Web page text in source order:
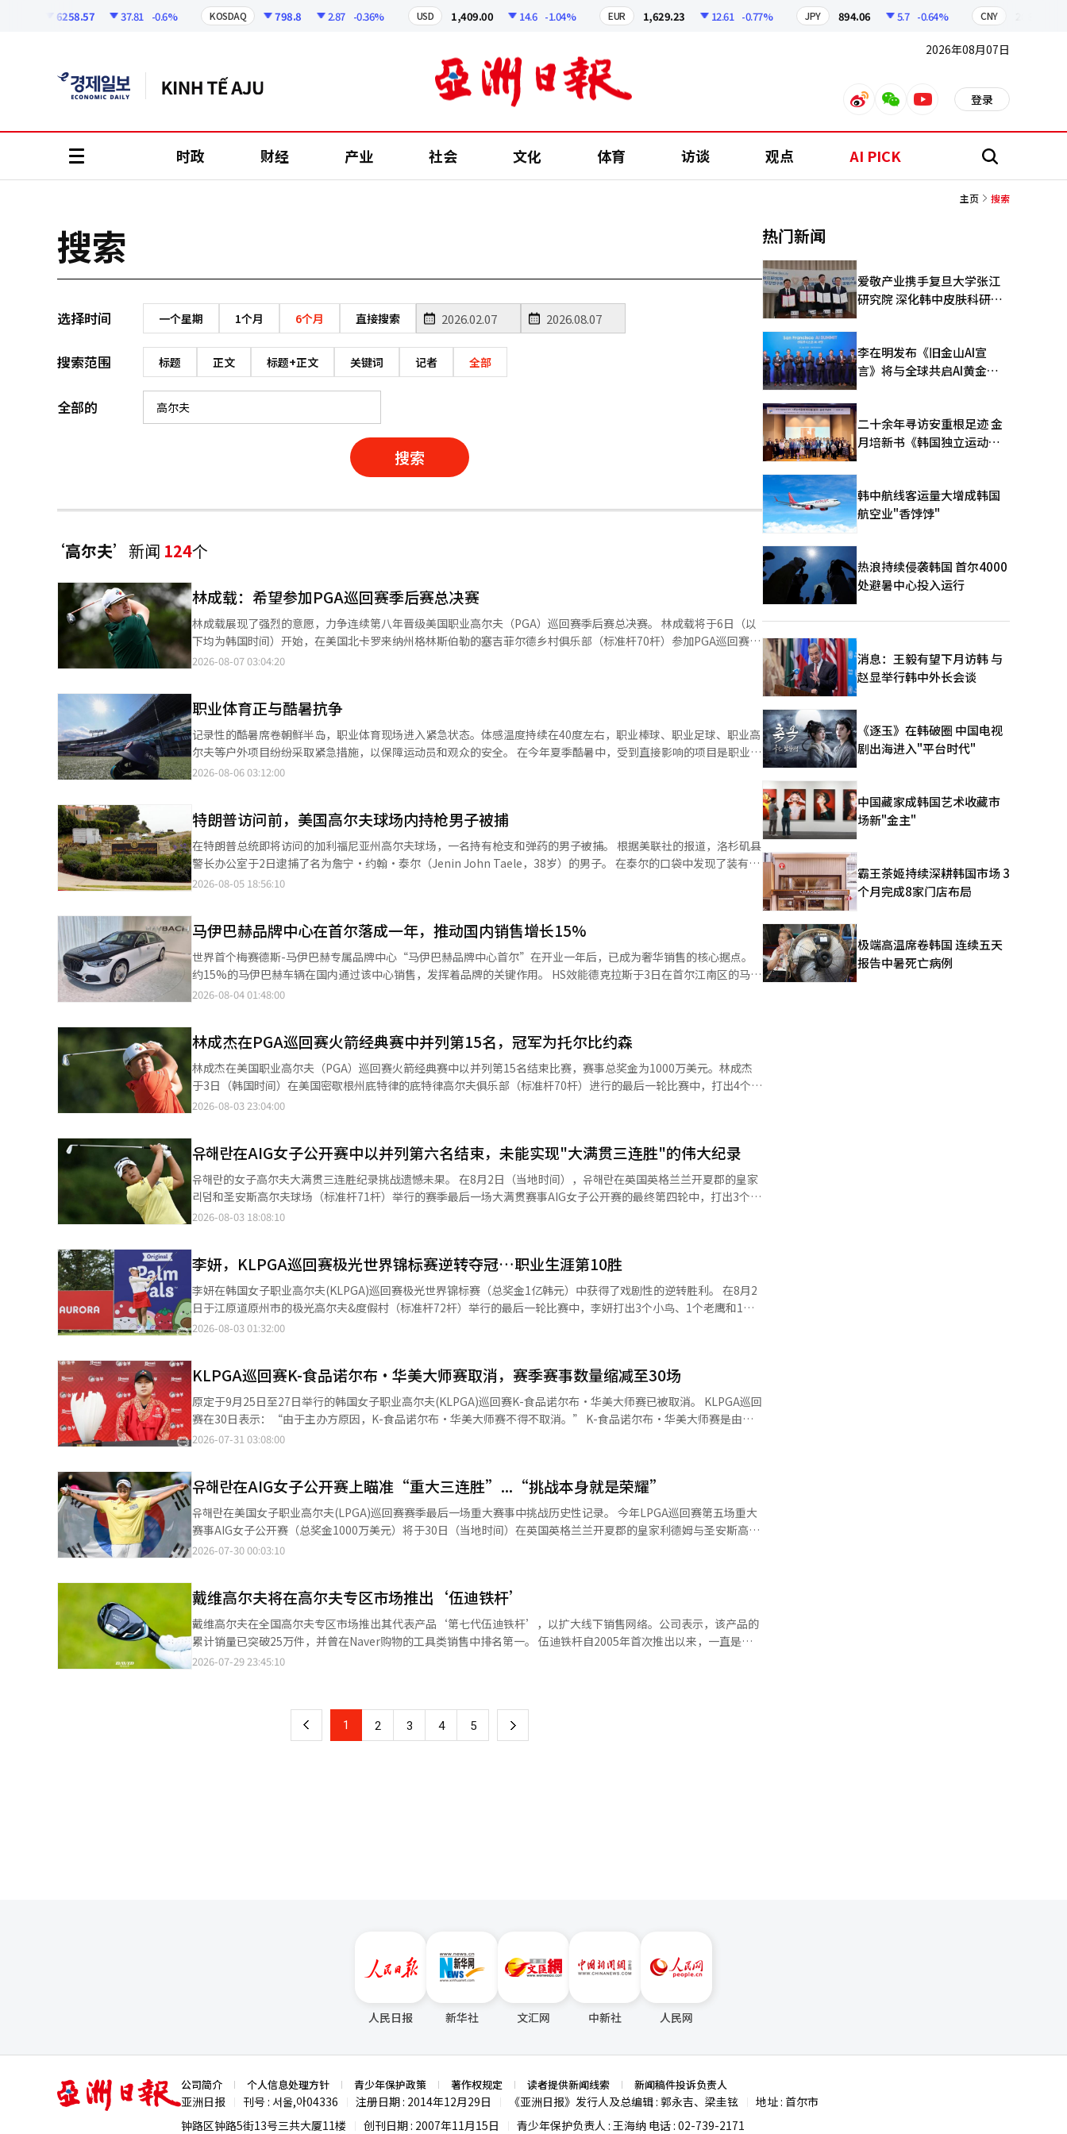
6258.57 37.81 -0.6% KOSDAQ 798.8 2.87 -0.36% USD 1,409.00 14.6 -1.04% EUR 1,629.23 12.61 -0.77% JPY 894.06 5.7 -0.64% CNY
2026年08月07日
weiboweixinyoutube 登录
时政 财经 产业 社会 文化 体育 访谈 观点 AI PICK 搜
主页 搜索
搜索
选择时间 一个星期 1个月 6个月 直接搜索
搜索范围 标题 正文 标题+正文 关键词 记者 全部
全部的
搜索
‘高尔夫’ 新闻 124个
林成载：希望参加PGA巡回赛季后赛总决赛
林成载展现了强烈的意愿，力争连续第八年晋级美国职业高尔夫（PGA）巡回赛季后赛总决赛。 林成载将于6日（以
下均为韩国时间）开始，在美国北卡罗来纳州格林斯伯勒的塞吉菲尔德乡村俱乐部（标准杆70杆）参加PGA巡回赛温
顿锦标赛（总奖金850万美元）。本次比赛是今年PGA巡回赛常规赛的最后一场。 自2019年在PGA巡回赛首秀以来，
轮季后赛费德克斯圣朱德锦标赛的资格已经相对稳妥，但要晋级第二轮的BMW锦标赛（前50名）和最终的巡回赛总
决赛（前30名），他必须在本次比赛中提升排名。 在比赛开幕前的4日，林成载通过视频采访与国内媒体见面，他表
示：“今年因为受伤，赛季开始得稍晚，导致我无法像其他选手那样快速积累积分，这让我感到遗憾。”他同时表
示：“不过在温顿锦标赛上，我有很多美好的回忆和良好的成绩，因此希望在本周尽量集中精力，展现出好的表
现。” 实际上，林成载在2021-2022赛季的该赛事中获得亚军，而在2019-2020赛季则并列第9，展现了强大的实
题。”他补充道：“在表现不佳的周次，原本可以保帕的情况下却未能成功，导致出现了不必要的柏忌。今后我会尽
量减少柏忌，专注于保持好成绩。” 最近在美国赛场上表现出色的金周亨和柳惠兰等人的表现也给林成载带来了积极
的激励。金周亨在上个月13日结束了33个月的沉寂，获得了苏格兰公开赛的冠军，而柳惠兰则在本赛季实现了两连
胜。 林成载对金周亨表示：“在比赛不顺时重新崛起并不容易，他能够坚持并克服困难，真的很了不起。” 对于曾
在同一学院训练的柳惠兰，他表示：“从小就看到她，现在看到她的表现感觉非常新鲜。如果有机会，我想亲自见面
亚洲，参加10月8日在日本横滨举行的PGA巡回赛贝克兰特经典赛和15日开幕的SJM澳门公开赛。不过，对于秋季韩
国比赛的参赛计划，他表示：“目前还不方便正式透露。” 在完成所有比赛后，他将专注于履行兵役义务。林成载是
2023年杭州亚运会高尔夫团体赛金牌得主，他表示：“赛季结束后，我将集中精力完成亚运会金牌所需的替代服役的
志愿服务时间。目前大约还有200小时的时间需要完成。”※ 本报道经人工智能（AI）系统翻译与编辑。
2026-08-07 03:04:20
职业体育正与酷暑抗争
记录性的酷暑席卷朝鲜半岛，职业体育现场进入紧急状态。体感温度持续在40度左右，职业棒球、职业足球、职业高
尔夫等户外项目纷纷采取紧急措施，以保障运动员和观众的安全。 在今年夏季酷暑中，受到直接影响的项目是职业棒
球KBO联赛。韩国棒球委员会（KBO）于5日上午召开紧急工作会议，决定取消原定于5日和6日举行的KBO联赛及未
报告。甚至在第八局结束时，一名20多岁的男性观众失去意识倒地，现场安全人员使用心肺复苏（CPR）和自动体外
除颤器（AED）后才使其恢复意识，并送往医院。 此次全面停赛措施使得本赛季因酷暑取消的KBO联赛比赛增至15
场。KBO计划于6日召开包括10家俱乐部经理和职业棒球运动员协会相关人员的紧急执行委员会，重新制定与酷暑相
关的综合安全对策。 职业足球K联赛目前尚未因酷暑取消比赛，但为了预防运动员中暑，已采取多项措施。 韩国职业
足球联盟于5日表示：“K联赛1（一级）第22轮所有比赛（5场）和K联赛2（2级）第21轮所有比赛（8场）的开始时
根据酷暑应对规定，从5月第四周到9月第二周，所有比赛均安排在晚上7点后进行。 联盟还在6月至8月的夏季比赛
中，若气温超过32度，将在上下半场各进行一次90秒至3分钟的“降温休息”。同时，为降低场地温度，计划进行四
次洒水作业。 联盟在全面评估现场情况后，将在恶劣天气导致比赛中止和时间延迟的情况下，适用酷暑规定，确保安
全管理。此外，在夏季所有比赛中，联盟还通过电子显示屏播放与酷暑相关的安全宣传视频，以保护观众。 需要在户
外场地长时间待机的职业高尔夫也在酷暑期间采取了休息措施，并加强了现场安全手册。韩国女子职业高尔夫
备，建立避暑区。针对酷暑等灾害发生时，比赛委员会和组织委员会可协商决定取消比赛的规定也已制定。 男女职业
高尔夫巡回赛也在最炎热潮湿的夏季进行调整，安排休整时间。KLPGA巡回赛在7月中旬结束上半场赛程后，进行了
超过两周的休息。随后于上个月30日开始下半场赛程。韩国职业高尔夫(KPGA)巡回赛同样在6月底结束上半场赛程
后，经过约一个半月的长夏休息，于8月20日重新开始赛季，以保护运动员免受酷暑影响。
2026-08-06 03:12:00
特朗普访问前，美国高尔夫球场内持枪男子被捕
在特朗普总统即将访问的加利福尼亚州高尔夫球场，一名持有枪支和弹药的男子被捕。 根据美联社的报道，洛杉矶县
警长办公室于2日逮捕了名为詹宁·约翰·泰尔（Jenin John Taele，38岁）的男子。 在泰尔的口袋中发现了装有16
发子弹的弹匣，而他的车辆中则发现了一把上膛的手枪。调查显示，他在被捕前曾在高尔夫球场周围拍摄照片和视
指控在车辆中藏有枪支。他在3日的庭审中否认所有指控。法庭禁止泰尔接近该高尔夫球场及持有武器，并设定了25
万美元（约合3500万元人民币）的保释金。 警长办公室表示，目前尚未确认针对社区的具体威胁。特朗普总统当天
下午将在该高尔夫球场按计划举行共和党全国委员会（RNC）筹款活动。他将进行为期两天的加利福尼亚州和内华达
州访问。 此外，特朗普总统在2024年7月于宾夕法尼亚州巴特勒进行竞选活动时曾遭遇多次暗杀未遂，其中一次被枪
手射中右耳。今年2月，特朗普总统的私人住所马阿拉戈也发生了一名持枪20岁男子非法闯入并被特勤局击毙的事
2026-08-05 18:56:10
马伊巴赫品牌中心在首尔落成一年，推动国内销售增长15%
世界首个梅赛德斯-马伊巴赫专属品牌中心“马伊巴赫品牌中心首尔”在开业一年后，已成为奢华销售的核心据点。
约15%的马伊巴赫车辆在国内通过该中心销售，发挥着品牌的关键作用。 HS效能德克拉斯于3日在首尔江南区的马伊
巴赫品牌中心首尔举行了开业一周年的媒体活动。 马伊巴赫品牌中心首尔于去年7月开业，是全球首个也是目前唯一
过去一年中，成绩显著。国内首次推出的梅赛德斯-马伊巴赫银色衬里版共售出12辆，已全部售罄。品牌中心展示的
特别版车型累计销售达36辆。约15%的马伊巴赫车辆在国内通过该中心交付。梅赛德斯-奔驰正在考虑在中国、英国
等主要市场扩展马伊巴赫专属品牌据点，以韩国为起点。 梅赛德斯-奔驰韩国产品与销售总监金恩中表示：“马伊巴
赫的成功源于创始人的哲学。虽然无法让梅赛德斯-奔驰变得更好，但可以让它变得更加特别，这就是马伊巴赫的价
值。” 品牌中心不仅限于车辆销售，还提供从购车到交车、维修、客户管理的一体化车主服务，成为其差异化的亮
配置的“马努法克图尔墙”。客户可以直接选择外观颜色和材料，享受定制服务。地下服务中心配备了专门的梅赛德
斯-马伊巴赫和梅赛德斯-奔驰 S级的专业技术人员，提供高端维修服务。 马伊巴赫品牌中心首尔的中心主任朴洪圭表
示：“以‘世界首创’的名号开始的这一年，是寻找客户所需奢华体验的过程。我们专注于将车辆咨询、交付和维修
服务连接成一个完整的体验。” 马伊巴赫品牌中心首尔还运营着客户专属的私人会员“马斯特里亚俱乐部”。在过去
一年中，中心为购车客户提供了包括艺术展览私人预览、高尔夫、精致餐饮、珠宝、酒店、美容与健康等多样化的项
92.9%表示愿意再次参加未来的活动。正是由于过去一年客户的支持，马伊巴赫品牌中心首尔才能成长为代表性的奢
华据点。”※ 本报道经人工智能（AI）系统翻译与编辑。
2026-08-04 01:48:00
林成杰在PGA巡回赛火箭经典赛中并列第15名，冠军为托尔比约森
林成杰在美国职业高尔夫（PGA）巡回赛火箭经典赛中以并列第15名结束比赛，赛事总奖金为1000万美元。林成杰
于3日（韩国时间）在美国密歇根州底特律的底特律高尔夫俱乐部（标准杆70杆）进行的最后一轮比赛中，打出4个小
鸟和1个柏忌，以3杆低于标准杆的67杆结束比赛。最终，林成杰以总成绩11杆低于标准杆的269杆，与基根·布拉德
的名额分配给排名前70位的选手。与他同场竞技的金时雨在最后一天表现不佳，留下遗憾。在最后一轮中，他打出2
个小鸟和6个柏忌，以4杆高于标准杆的74杆结束比赛，最终总成绩为6杆低于标准杆的274杆，排名并列第42位。费
德克斯杯排名保持在第7位。比赛冠军由迈克尔·托尔比约森（美国）获得。他以总成绩18杆低于标准杆的262杆夺
冠，领先第二名赞德·肖夫利（美国，16杆低于标准杆的264杆）2杆。托尔比约森于2024年首次参加PGA巡回赛，
经过两年获得职业生涯首个冠军，奖金为180万8000美元（约合26亿1200万元）。托尔比约森的费德克斯杯排名大
265杆获得单独第三名。※ 本报道经人工智能（AI）系统翻译与编辑。
2026-08-03 23:04:00
유해란在AIG女子公开赛中以并列第六名结束，未能实现"大满贯三连胜"的伟大纪录
유해란的女子高尔夫大满贯三连胜纪录挑战遗憾未果。 在8月2日（当地时间），유해란在英国英格兰兰开夏郡的皇家
리덤和圣安斯高尔夫球场（标准杆71杆）举行的赛季最后一场大满贯赛事AIG女子公开赛的最终第四轮中，打出3个小
鸟、4个柏忌和1个双柏忌，总成绩为3个柏忌，74杆。 最终，유해란以1个小鸟的总成绩283杆，名列并列第六。 在
妃四位选手在一年内赢得三场大满贯赛事。其中，三连胜的纪录仅有扎哈里亚斯和朴仁妃两人拥有。 在第二轮结束
时，유해란曾独自领先，令人期待她的伟大纪录。然而，从第三轮开始，她的击球状态出现问题，影响了她的表现。
在最后一轮以并列第二名、落后领先者3杆的情况下，유해란在首洞（标准杆3杆）顺利抓到小鸟，开局良好。然而，
在第三洞（标准杆4杆）出现了第一个柏忌，第五洞由于开球落入沙坑，导致双柏忌，失去了杆数。尽管在第七洞
（标准杆5杆）和第十三洞（标准杆4杆）又抓到小鸟，但在第十一洞（标准杆5杆）、第十七洞（标准杆4杆）和第十
将主导权拱手让给了美国选手内莉·科达。在争夺“安妮卡大满贯奖”的竞争中，유해란的得分停留在130分，而在
本次比赛中并列第四（总成绩2个小鸟282杆）的科达则以140分领先。此外，在CME环球积分赛、年度最佳球员和平
均杆数等方面，유해란均位列第二。 本次比赛的冠军由日本选手久贺纪获得，她以总成绩5个小鸟279杆与德国选手埃
斯特·亨泽莱特并列，经过18洞的加时赛，保持了标准杆，最终夺冠。 作为非会员身份参赛的久贺纪获得了生涯首
个大满贯冠军，奖金为150万美元（约合2170万元人民币），并获得了美国女子职业高尔夫（LPGA）巡回赛的参赛
手诺·艺琳在最后一天失去了3杆，以总成绩4个小鸟280杆获得第三名。泰国选手基诺·提提昆与科达并列第四。 在
韩国选手中，金孝周和林珍熙以总成绩1个柏忌285杆并列第16名。金世英以4个柏忌288杆获得并列第29名，申智
恩、高真荣和杨喜荣则以8个柏忌292杆并列第47名结束比赛。※ 本报道经人工智能（AI）系统翻译与编辑。
2026-08-03 18:08:10
李妍，KLPGA巡回赛极光世界锦标赛逆转夺冠…职业生涯第10胜
李妍在韩国女子职业高尔夫(KLPGA)巡回赛极光世界锦标赛（总奖金1亿韩元）中获得了戏剧性的逆转胜利。 在8月2
日于江原道原州市的极光高尔夫&度假村（标准杆72杆）举行的最后一轮比赛中，李妍打出3个小鸟、1个老鹰和1个
三柏忌，最终以69杆、低于标准杆3杆的成绩结束比赛。 李妍以总成绩276杆、低于标准杆12杆的成绩击败了金秀智
和70个积分，分别上升至赛季奖金排名第5位和积分排名第4位。 李妍在最后一轮以并列第三、落后领先者2杆的情况
下开始比赛，开局并不顺利。在第3洞（标准杆4杆）抓到首个小鸟后，第5洞（标准杆4杆）第二杆却打入界外，导致
她遭遇三柏忌。 但在前九洞的最后一洞，她成功扭转了局势。在第9洞（标准杆4杆）123米的距离上，她的第二杆直
接进洞，打出老鹰。 后九洞中，她加速追赶领先者。李妍在第15洞（标准杆4杆）和第17洞（标准杆3杆）分别抓到
小鸟，将与领先者的差距缩小至1杆。 胜负在最后的第18洞（标准杆4杆）揭晓。李妍凭借精准的铁杆击球创造了2.5
利因此得以确认。 在赛后接受采访时，李妍表示：“在遭遇三柏忌后，我认为冠军与我无缘。但我努力不去纠结结
果，专注于自己的比赛。”她还表示：“在与赞助商美迪惠尔共同度过的第10个赛季中，能够实现10胜的意义让我非
常高兴。” 徐喆林、李艺媛、金在熙和李智贤以总成绩280杆、低于标准杆8杆并列第三名结束比赛。 高智媛和崔佳
彬以总成绩281杆、低于标准杆7杆并列第七名，洪珍英和马瑞英以总成绩282杆、低于标准杆6杆并列第九名。 经过
约两周的休息，KLPGA巡回赛将在8月6日开幕的第13届济州三多水大师赛中开始下半年的赛程。※ 本报道经人工智
2026-08-03 01:32:00
KLPGA巡回赛K-食品诺尔布·华美大师赛取消，赛季赛事数量缩减至30场
原定于9月25日至27日举行的韩国女子职业高尔夫(KLPGA)巡回赛K-食品诺尔布·华美大师赛已被取消。 KLPGA巡回
赛在30日表示：“由于主办方原因，K-食品诺尔布·华美大师赛不得不取消。” K-食品诺尔布·华美大师赛是由韩
国餐饮连锁企业诺尔布和食材公司华美主办的赛事，去年新设立。 去年比赛中，洪正敏以总成绩12杆低于标准杆204
也从原来的352亿韩元减少至340亿韩元。 KLPGA巡回赛的赛事数量在2022年为30场，2023年增至32场。然而，
2024年和2025年分别减少至31场，今年又减少一场，最终以30场的形式进行。※ 本报道经人工智能（AI）系统翻译
与编辑。
2026-07-31 03:08:00
유해란在AIG女子公开赛上瞄准“重大三连胜”...“挑战本身就是荣耀”
유해란在美国女子职业高尔夫(LPGA)巡回赛赛季最后一场重大赛事中挑战历史性记录。 今年LPGA巡回赛第五场重大
赛事AIG女子公开赛（总奖金1000万美元）将于30日（当地时间）在英国英格兰兰开夏郡的皇家利德姆与圣安斯高尔
夫链接举行，为期四天。 本次赛事的最大看点是유해란能否实现单赛季重大赛事三连胜。她在6月的KPMG女子PGA
哈里亚斯和1961年米基·怀特（均为美国）曾创下这一记录，2013年朴仁妃在52年后续写了这一辉煌。 此外，如果
유해란举起奖杯，她将成为自2013年朴仁妃（克拉夫特纳比斯科锦标赛、韦格曼斯LPGA锦标赛、美国女子公开赛）
以来，韩国选手在单赛季重大赛事中取得三胜的第一人。 强有力的竞争对手是世界排名第一的内莉·科达（美国）。
她在今年的重大赛事中分别赢得了谢夫伦锦标赛和美国女子公开赛，如果此次比赛获胜，将完成“职业大满贯”。 此
外，两位选手还在争夺年度最佳表现奖“安妮卡重大奖”，目前科达以126分领先，유해란以120分紧追其后。 在赛
一种荣耀。获得两连胜已经是一个伟大的成就，我对此感到非常感激。第一天我将与科达和莉迪亚·高（新西兰）一
起比赛，希望能有趣地学习。” 变数在于英格兰特有的艰难链接斯球场的应对。由于需要抵御强劲的海风，유해란准
2026-07-30 00:03:10
戴维高尔夫将在高尔夫专区市场推出‘伍迪铁杆’
戴维高尔夫在全国高尔夫专区市场推出其代表产品‘第七代伍迪铁杆’，以扩大线下销售网络。公司表示，该产品的
累计销量已突破25万件，并曾在Naver购物的工具类销售中排名第一。 伍迪铁杆自2005年首次推出以来，一直是戴
维高尔夫的畅销产品。最新的第七代型号采用了公司自主专利技术‘先进触发器（Advance Trigger™）’，具备高
次胜利的李志勋职业选手表示：“伍迪铁杆在距离、弹道、旋转和控制等多个方面都能带来令人满意的结果，是在复
杂球场中自信挥杆的好帮手。” 戴维高尔夫的金贤泰董事表示：“通过入驻高尔夫专区市场，更多的高尔夫爱好者能
够亲自体验到职业选手认可的伍迪铁杆性能，希望希望追求稳定第二杆的高尔夫爱好者能够通过试打来验证产品的表
2026-07-29 23:45:10
上 1 2 3 4 5 下
热门新闻
爱敬产业携手复旦大学张江
研究院 深化韩中皮肤科研合
李在明发布《旧金山AI宣
言》将与全球共启AI黄金时
二十余年寻访安重根足迹 金
月培新书《韩国独立运动圣
韩中航线客运量大增成韩国
航空业"香饽饽"
热浪持续侵袭韩国 首尔4000
处避暑中心投入运行
消息：王毅有望下月访韩 与
赵显举行韩中外长会谈
《逐玉》在韩破圈 中国电视
剧出海进入"平台时代"
中国藏家成韩国艺术收藏市
场新"金主"
霸王茶姬持续深耕韩国市场 3
个月完成8家门店布局
极端高温席卷韩国 连续五天
报告中暑死亡病例
人民日报 新华社 文汇网 中新社 人民网
亚
洲
日
公司简介 个人信息处理方针 青少年保护政策 著作权规定 读者提供新闻线索 新闻稿件投诉负责人
亚洲日报 刊号 : 서울,아04336 注册日期 : 2014年12月29日 《亚洲日报》发行人及总编辑 : 郭永吉、梁圭铉
地址 : 首尔市
钟路区钟路5街13号三共大厦11楼
创刊日期 : 2007年11月15日 青少年保护负责人 : 王海纳 电话 : 02-739-2171